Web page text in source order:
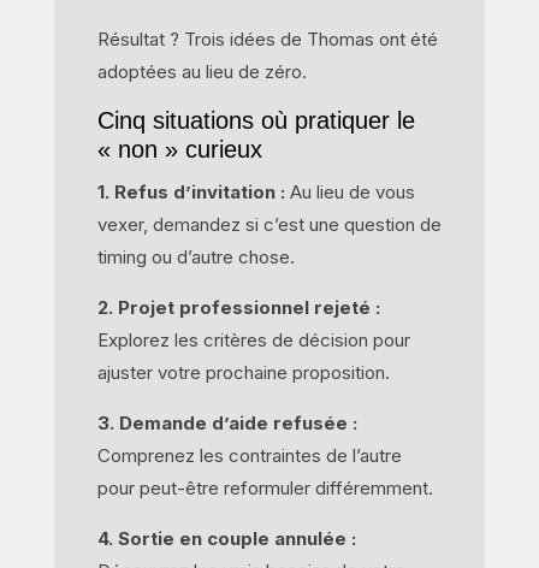
Résultat ? Trois idées de Thomas ont été
adoptées au lieu de zéro.
Cinq situations où pratiquer le
« non » curieux
1. Refus d’invitation : Au lieu de vous
vexer, demandez si c’est une question de
timing ou d’autre chose.
2. Projet professionnel rejeté :
Explorez les critères de décision pour
ajuster votre prochaine proposition.
3. Demande d’aide refusée :
Comprenez les contraintes de l’autre
pour peut-être reformuler différemment.
4. Sortie en couple annulée :